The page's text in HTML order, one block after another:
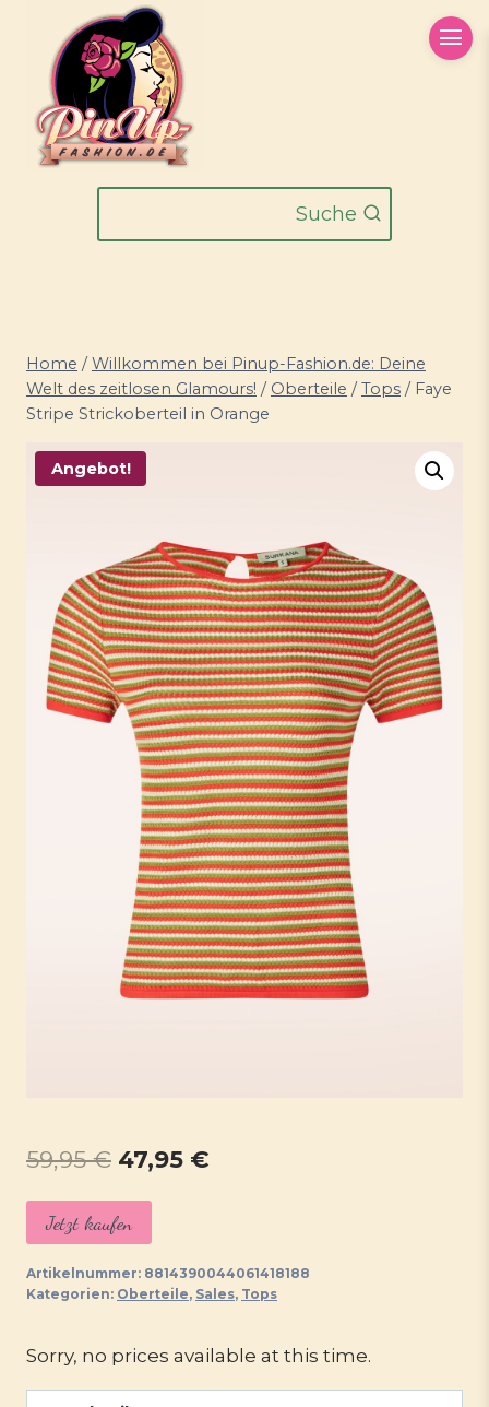
springen
Suche
Home / Willkommen bei Pinup-Fashion.de: Deine
Welt des zeitlosen Glamours! / Oberteile / Tops / Faye
Stripe Strickoberteil in Orange
Angebot!
59,95€ Ursprünglicher
Preis
war:
59,95 €
47,95 €
47,95 €.
Jetzt kaufen
Artikelnummer: 8814390044061418188
Kategorien: Oberteile, Sales, Tops
Sorry, no prices available at this time.